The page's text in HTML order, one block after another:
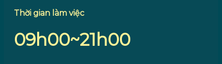
Thời gian làm việc
09h00~21h00